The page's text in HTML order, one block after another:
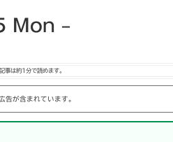
Mon –
事は約1分で読めます。
告が含まれています。